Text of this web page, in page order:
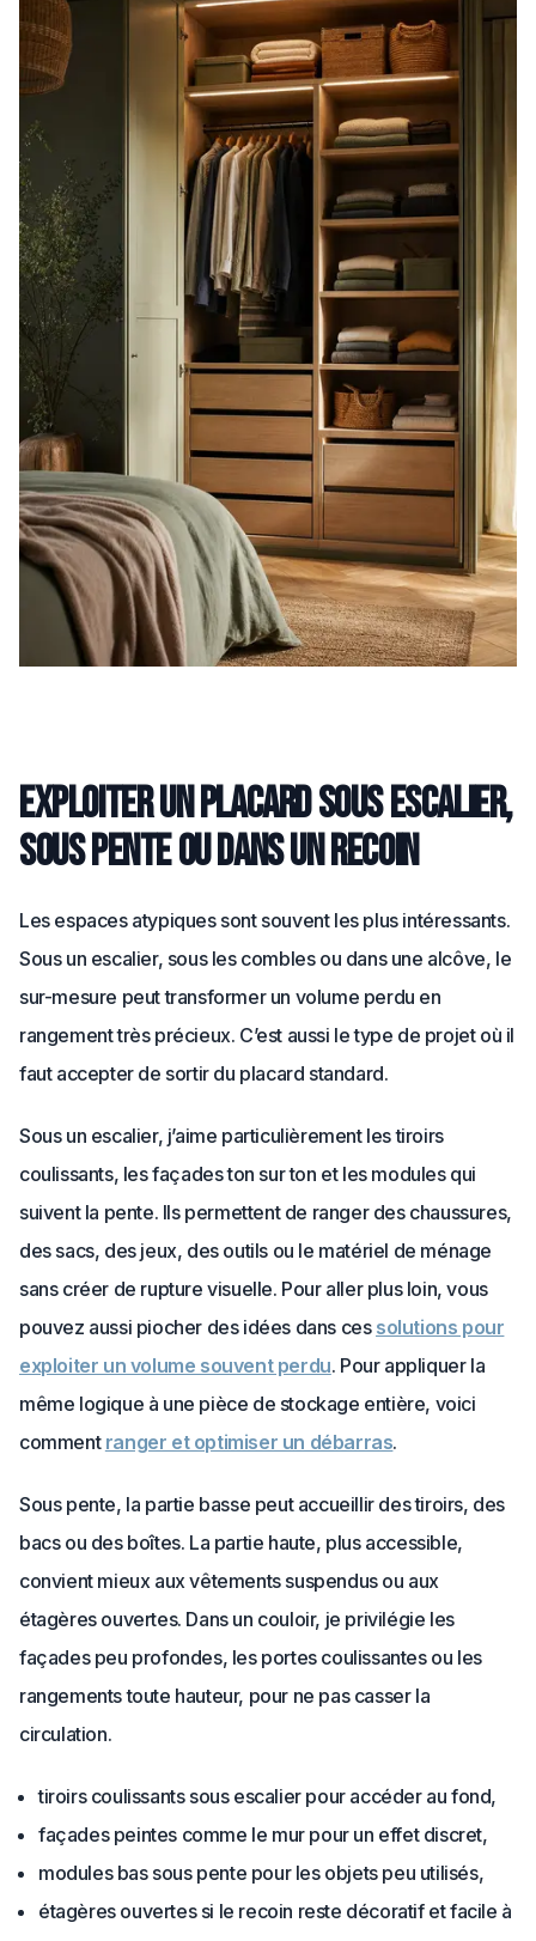
Exploiter un placard sous escalier,
sous pente ou dans un recoin
Les espaces atypiques sont souvent les plus intéressants.
Sous un escalier, sous les combles ou dans une alcôve, le
sur-mesure peut transformer un volume perdu en
rangement très précieux. C’est aussi le type de projet où il
faut accepter de sortir du placard standard.
Sous un escalier, j’aime particulièrement les tiroirs
coulissants, les façades ton sur ton et les modules qui
suivent la pente. Ils permettent de ranger des chaussures,
des sacs, des jeux, des outils ou le matériel de ménage
sans créer de rupture visuelle. Pour aller plus loin, vous
pouvez aussi piocher des idées dans ces solutions pour
exploiter un volume souvent perdu. Pour appliquer la
même logique à une pièce de stockage entière, voici
comment ranger et optimiser un débarras.
Sous pente, la partie basse peut accueillir des tiroirs, des
bacs ou des boîtes. La partie haute, plus accessible,
convient mieux aux vêtements suspendus ou aux
étagères ouvertes. Dans un couloir, je privilégie les
façades peu profondes, les portes coulissantes ou les
rangements toute hauteur, pour ne pas casser la
circulation.
tiroirs coulissants sous escalier pour accéder au fond,
façades peintes comme le mur pour un effet discret,
modules bas sous pente pour les objets peu utilisés,
étagères ouvertes si le recoin reste décoratif et facile à